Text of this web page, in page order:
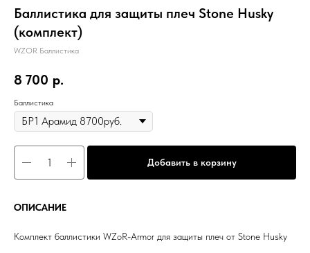
Баллистика для защиты плеч Stone Husky
(комплект)
WZOR Баллистика
8 700 р.
Баллистика
Добавить в корзину
ОПИСАНИЕ
Комплект баллистики WZoR-Armor для защиты плеч от Stone Husky